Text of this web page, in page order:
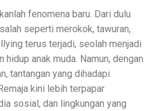
fenomena baru. Dari dulu
seperti merokok, tawuran,
terus terjadi, seolah menjadi
hidup anak muda. Namun, dengan
tantangan yang dihadapi
kini lebih terpapar
sosial, dan lingkungan yang